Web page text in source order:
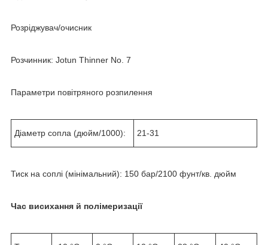
Розріджувач/очисник
Розчинник: Jotun Thinner No. 7
Параметри повітряного розпилення
Діаметр сопла (дюйм/1000): 21-31
Тиск на соплі (мінімальний): 150 бар/2100 фунт/кв. дюйм
Час висихання й полімеризації